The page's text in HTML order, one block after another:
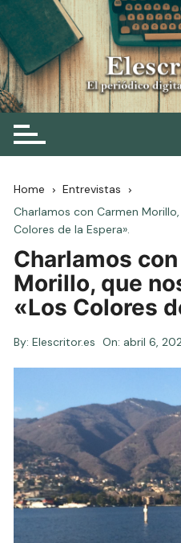
Skip
to
content
Elescritor.es
El periódico digital de los
Home
Entrevistas
Charlamos con Carmen
Colores de la Espera».
Charlamos
Morillo, que
«Los Colores
By: Elescritor.es On: abril 6,